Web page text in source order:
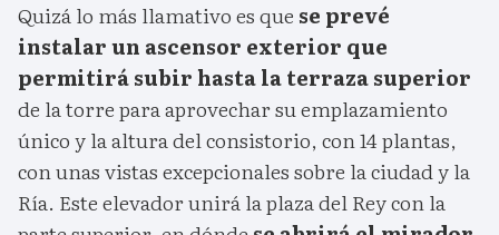
Quizá lo más llamativo es que se prevé
instalar un ascensor exterior que
permitirá subir hasta la terraza superior
de la torre para aprovechar su emplazamiento
único y la altura del consistorio, con 14 plantas,
con unas vistas excepcionales sobre la ciudad y la
Ría. Este elevador unirá la plaza del Rey con la